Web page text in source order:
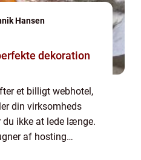
Hansen
dekoration
et billigt webhotel,
din virksomheds
du ikke at lede længe.
af hosting